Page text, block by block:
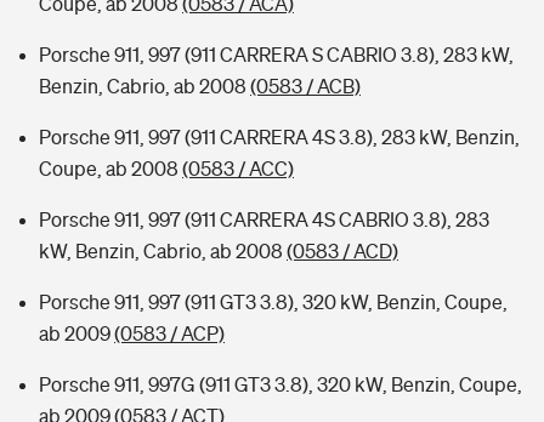
Porsche 911, 997 (911 CARRERA S CABRIO 3.8), 283 kW,
Benzin, Cabrio, ab 2008 (0583 / ACB)
Porsche 911, 997 (911 CARRERA 4S 3.8), 283 kW, Benzin,
Coupe, ab 2008 (0583 / ACC)
Porsche 911, 997 (911 CARRERA 4S CABRIO 3.8), 283
kW, Benzin, Cabrio, ab 2008 (0583 / ACD)
Porsche 911, 997 (911 GT3 3.8), 320 kW, Benzin, Coupe,
ab 2009(0583 / ACP)
Porsche 911, 997G (911 GT3 3.8), 320 kW, Benzin, Coupe,
ab 2009(0583 / ACT)